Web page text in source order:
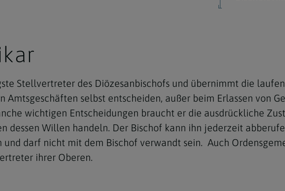
Stellvertreter des Diözesanbischofs und übernimmt die
Amtsgeschäften selbst entscheiden, außer beim Erlassen von
wichtigen Entscheidungen braucht er die ausdrückliche
dessen Willen handeln. Der Bischof kann ihn jederzeit
und darf nicht mit dem Bischof verwandt sein. Auch
ihrer Oberen.